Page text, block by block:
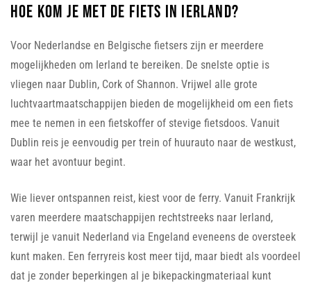
Hoe kom je met de fiets in Ierland?
Voor Nederlandse en Belgische fietsers zijn er meerdere
mogelijkheden om Ierland te bereiken. De snelste optie is
vliegen naar Dublin, Cork of Shannon. Vrijwel alle grote
luchtvaartmaatschappijen bieden de mogelijkheid om een fiets
mee te nemen in een fietskoffer of stevige fietsdoos. Vanuit
Dublin reis je eenvoudig per trein of huurauto naar de westkust,
waar het avontuur begint.
Wie liever ontspannen reist, kiest voor de ferry. Vanuit Frankrijk
varen meerdere maatschappijen rechtstreeks naar Ierland,
terwijl je vanuit Nederland via Engeland eveneens de oversteek
kunt maken. Een ferryreis kost meer tijd, maar biedt als voordeel
dat je zonder beperkingen al je bikepackingmateriaal kunt